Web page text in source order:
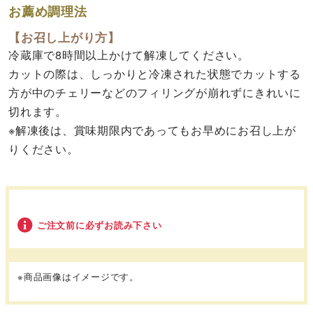
お薦め調理法
【お召し上がり方】
冷蔵庫で8時間以上かけて解凍してください。
カットの際は、しっかりと冷凍された状態でカットする
方が中のチェリーなどのフィリングが崩れずにきれいに
切れます。
※解凍後は、賞味期限内であってもお早めにお召し上が
りください。
ご注文前に必ずお読み下さい
※商品画像はイメージです。